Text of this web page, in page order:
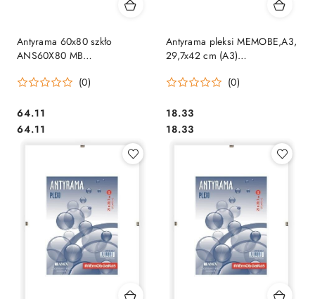
Antyrama 60x80 szkło
ANS60X80 MB
(0)
Cena:
64.11
Cena:
64.11
Antyrama pleksi MEMOBE,A3,
29,7x42 cm (A3)
(0)
Cena:
18.33
Cena:
18.33